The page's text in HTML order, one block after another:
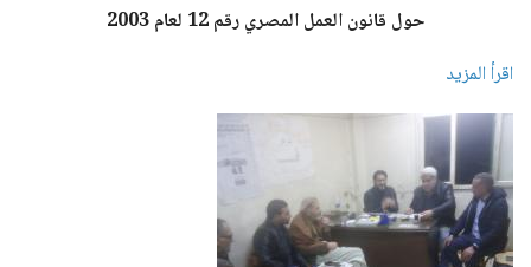
حول قانون العمل المصري رقم 12 لعام 2003
اقرأ المزيد